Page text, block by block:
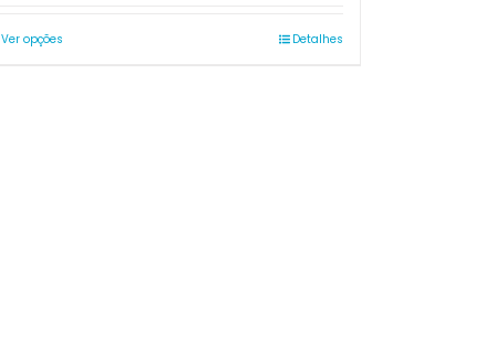
Ver opções Detalhes